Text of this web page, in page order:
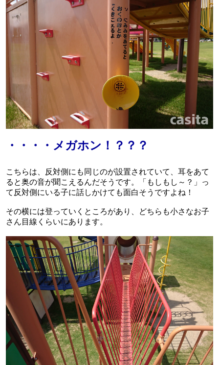
・・・・メガホン！？？？
こちらは、反対側にも同じのが設置されていて、耳をあて
ると奥の音が聞こえるんだそうです。「もしもし～？」っ
て反対側にいる子に話しかけても面白そうですよね！
その横には登っていくところがあり、どちらも小さなお子
さん目線くらいにあります。